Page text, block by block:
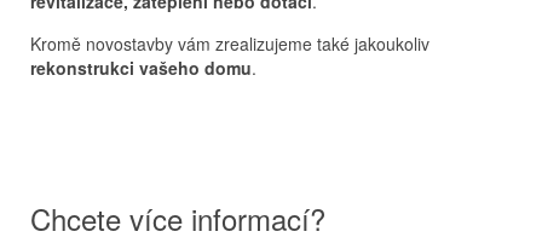
Kromě novostavby vám zrealizujeme také jakoukoliv
rekonstrukci vašeho domu.
Chcete více informací?